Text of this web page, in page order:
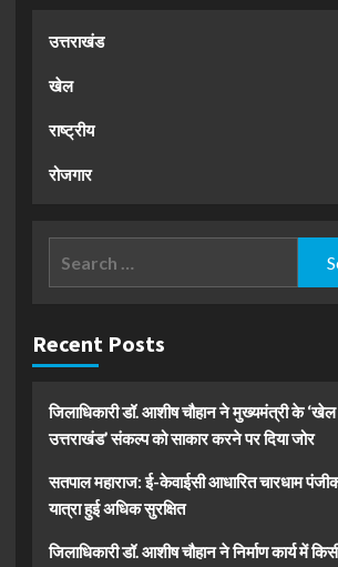
उत्तराखंड
खेल
राष्ट्रीय
रोजगार
Recent Posts
जिलाधिकारी डॉ. आशीष चौहान ने मुख्यमंत्री के ‘खेल
उत्तराखंड’ संकल्प को साकार करने पर दिया जोर
सतपाल महाराज: ई-केवाईसी आधारित चारधाम
यात्रा हुई अधिक सुरक्षित
जिलाधिकारी डॉ. आशीष चौहान ने निर्माण कार्य में